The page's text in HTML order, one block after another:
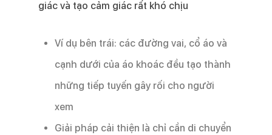
giác và tạo cảm giác rất khó chịu
Ví dụ bên trái: các đường vai, cổ áo và
cạnh dưới của áo khoác đều tạo thành
những tiếp tuyến gây rối cho người
xem
Giải pháp cải thiện là chỉ cần di chuyển